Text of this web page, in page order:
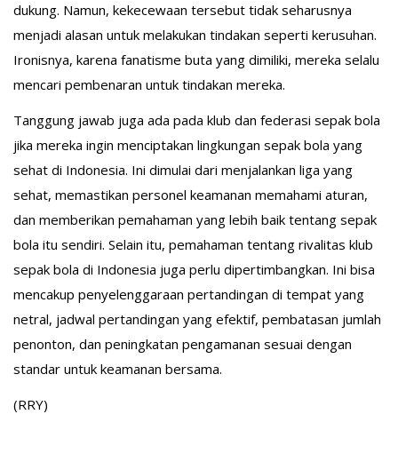
dukung. Namun, kekecewaan tersebut tidak seharusnya
menjadi alasan untuk melakukan tindakan seperti kerusuhan.
Ironisnya, karena fanatisme buta yang dimiliki, mereka selalu
mencari pembenaran untuk tindakan mereka.
Tanggung jawab juga ada pada klub dan federasi sepak bola
jika mereka ingin menciptakan lingkungan sepak bola yang
sehat di Indonesia. Ini dimulai dari menjalankan liga yang
sehat, memastikan personel keamanan memahami aturan,
dan memberikan pemahaman yang lebih baik tentang sepak
bola itu sendiri. Selain itu, pemahaman tentang rivalitas klub
sepak bola di Indonesia juga perlu dipertimbangkan. Ini bisa
mencakup penyelenggaraan pertandingan di tempat yang
netral, jadwal pertandingan yang efektif, pembatasan jumlah
penonton, dan peningkatan pengamanan sesuai dengan
standar untuk keamanan bersama.
(RRY)